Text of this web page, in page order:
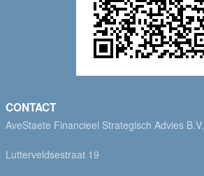
CONTACT
AveStaete Financieel Strategisch Advies B.V.
Lutterveldsestraat 19